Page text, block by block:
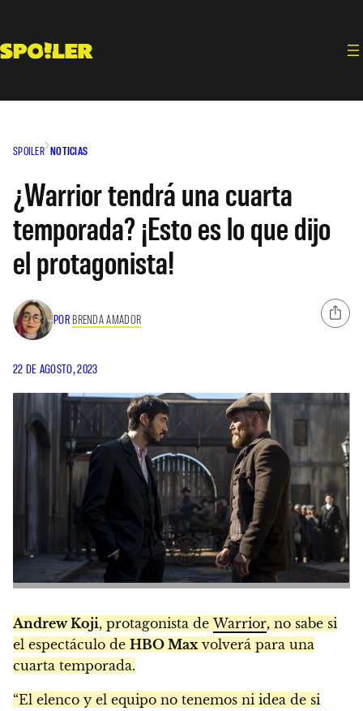
contenido
SPOILER NOTICIAS
¿Warrior tendrá una cuarta
temporada? ¡Esto es lo que dijo
el protagonista!
POR BRENDA AMADOR
22 DE AGOSTO, 2023
Andrew Koji, protagonista deWarrior, no sabe si
el espectáculo de HBO Max volverá para una
cuarta temporada.
“El elenco y el equipo no tenemos ni idea de si